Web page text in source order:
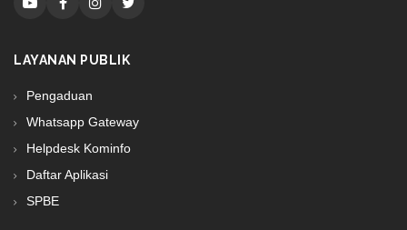
LAYANAN PUBLIK
Pengaduan
Whatsapp Gateway
Helpdesk Kominfo
Daftar Aplikasi
SPBE